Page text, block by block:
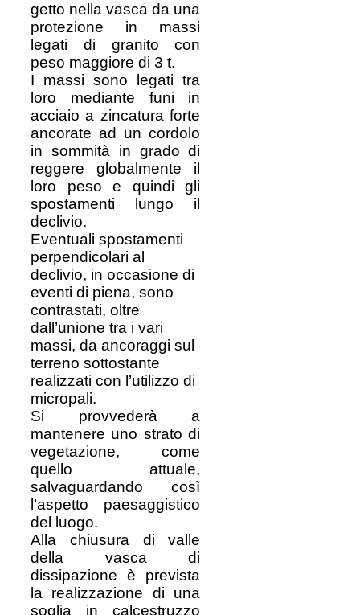
getto nella vasca da una
protezione in massi
legati di granito con
peso maggiore di 3 t.
I massi sono legati tra
loro mediante funi in
acciaio a zincatura forte
ancorate ad un cordolo
in sommità in grado di
reggere globalmente il
loro peso e quindi gli
spostamenti lungo il
declivio.
Eventuali spostamenti
perpendicolari al
declivio, in occasione di
eventi di piena, sono
contrastati, oltre
dall’unione tra i vari
massi, da ancoraggi sul
terreno sottostante
realizzati con l’utilizzo di
micropali.
Si provvederà a
mantenere uno strato di
vegetazione, come
quello attuale,
salvaguardando così
l’aspetto paesaggistico
del luogo.
Alla chiusura di valle
della vasca di
dissipazione è prevista
la realizzazione di una
soglia in calcestruzzo